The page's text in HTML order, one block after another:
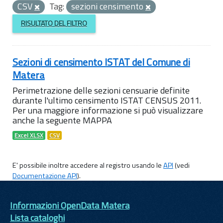
CSV
Tag: sezioni censimento
RISULTATO DEL FILTRO
Sezioni di censimento ISTAT del Comune di
Matera
Perimetrazione delle sezioni censuarie definite
durante l'ultimo censimento ISTAT CENSUS 2011.
Per una maggiore informazione si può visualizzare
anche la seguente MAPPA
Excel XLSX CSV
E' possibile inoltre accedere al registro usando leAPI(vedi
Documentazione API).
Informazioni OpenData Matera
Lista cataloghi